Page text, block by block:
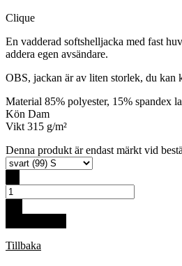
Clique
En vadderad softshelljacka med fast
addera egen avsändare.
OBS, jackan är av liten storlek, du kan
Material 85% polyester, 15% spandex
Kön Dam
Vikt 315 g/m²
Denna produkt är endast märkt vid
Tillbaka